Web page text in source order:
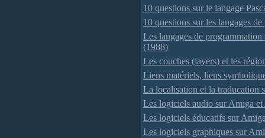
10 questions sur le langage
10 questions sur les langages
Les langages de
(1988)
Les couches (layers) et les
Liens matériels, liens
La localisation et la traducation
Les logiciels audio sur Amiga
Les logiciels éducatifs sur
Les logiciels graphiques sur